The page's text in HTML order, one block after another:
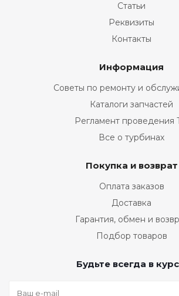
Статьи
Реквизиты
Контакты
Информация
Советы по ремонту и
Каталоги запчастей
Регламент проведения
Все о турбинах
Покупка и возврат
Оплата заказов
Доставка
Гарантия, обмен и
Подбор товаров
Будьте всегда в